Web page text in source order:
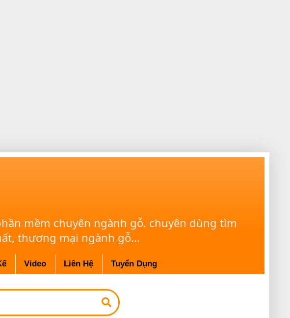
mềm chuyên ngành gỗ. chuyên dùng tìm
thương mại ngành gỗ...
Video Liên Hệ Tuyển Dụng